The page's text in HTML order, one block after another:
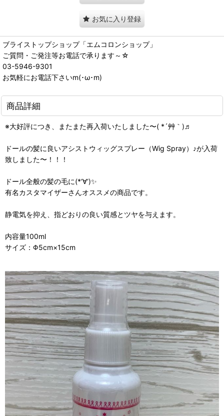
お気に入り登録
ブライストップショップ「エムコロンショップ」
ご質問・ご発注等お電話で承ります～☆
03-5946-9301
お気軽にお電話下さいm(･ω･m)
商品詳細
※大好評につき、またまた再入荷いたしました〜( *´艸｀)♬
ドールの髪に良いアシストウィッグスプレー（Wig Spray）♪が入荷
致しました〜！！！
ドール全般の髪の毛に(*‘∀‘)✨
有名カスタマイザーさんオススメの商品です。
静電気を抑え、指どおりの良い質感とツヤを与えます。
内容量100ml
サイズ：Φ5cm×15cm